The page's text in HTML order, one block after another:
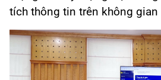
tích thông tin trên không gian